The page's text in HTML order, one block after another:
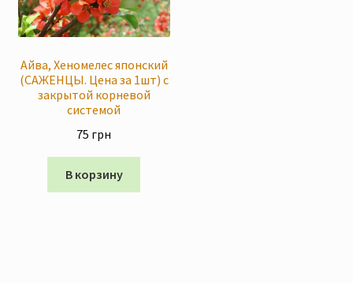
Айва, Хеномелес японский
(САЖЕНЦЫ. Цена за 1шт) с
закрытой корневой
системой
75 грн
В корзину